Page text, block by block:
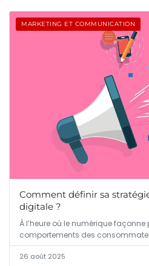
MARKETING ET COMMUNICATION
Comment définir sa
digitale ?
À l’heure où le numérique
comportements des
26 août 2025